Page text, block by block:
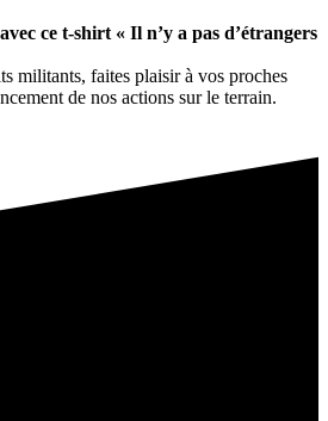
ce t-shirt « Il n’y a pas d’étrangers
militants, faites plaisir à vos proches
de nos actions sur le terrain.